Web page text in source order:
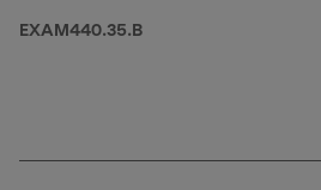
EXAM440.35.B